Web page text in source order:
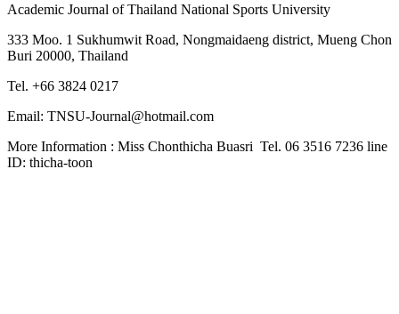
Academic Journal of Thailand National Sports University
333 Moo. 1 Sukhumwit Road, Nongmaidaeng district, Mueng Chon
Buri 20000, Thailand
Tel. +66 3824 0217
Email: TNSU-Journal@hotmail.com
More Information : Miss Chonthicha Buasri Tel. 06 3516 7236 line
ID: thicha-toon